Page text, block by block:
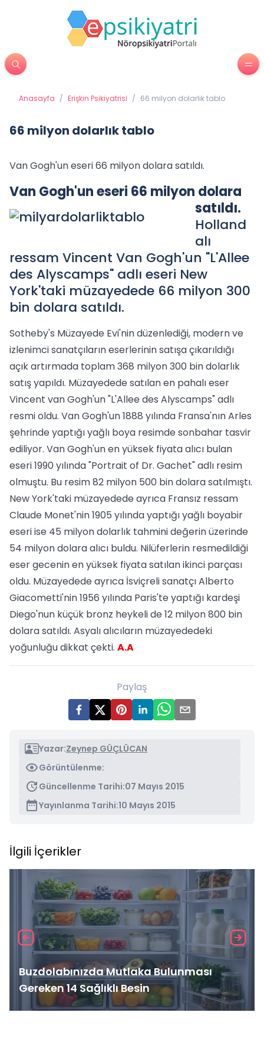
Anasayfa / Erişkin Psikiyatrisi / 66 milyon dolarlık tablo
66 milyon dolarlık tablo
Van Gogh'un eseri 66 milyon dolara satıldı.
Van Gogh'un eseri 66 milyon dolara
satıldı.
Holland
alı
ressam Vincent Van Gogh'un "L'Allee
des Alyscamps" adlı eseri New
York'taki müzayedede 66 milyon 300
bin dolara satıldı.
Sotheby's Müzayede Evi'nin düzenlediği, modern ve
izlenimci sanatçıların eserlerinin satışa çıkarıldığı
açık artırmada toplam 368 milyon 300 bin dolarlık
satış yapıldı. Müzayedede satılan en pahalı eser
Vincent van Gogh'un "L'Allee des Alyscamps" adlı
resmi oldu. Van Gogh'un 1888 yılında Fransa'nın Arles
şehrinde yaptığı yağlı boya resimde sonbahar tasvir
ediliyor. Van Gogh'un en yüksek fiyata alıcı bulan
eseri 1990 yılında "Portrait of Dr. Gachet" adlı resim
olmuştu. Bu resim 82 milyon 500 bin dolara satılmıştı.
New York'taki müzayedede ayrıca Fransız ressam
Claude Monet'nin 1905 yılında yaptığı yağlı boyabir
eseri ise 45 milyon dolarlık tahmini değerin üzerinde
54 milyon dolara alıcı buldu. Nilüferlerin resmedildiği
eser gecenin en yüksek fiyata satılan ikinci parçası
oldu. Müzayedede ayrıca İsviçreli sanatçı Alberto
Giacometti'nin 1956 yılında Paris'te yaptığı kardeşi
Diego'nun küçük bronz heykeli de 12 milyon 800 bin
dolara satıldı. Asyalı alıcıların müzayededeki
yoğunluğu dikkat çekti. A.A
Paylaş
Yazar:Zeynep GÜÇLÜCAN
Görüntülenme:
Güncellenme Tarihi:07 Mayıs 2015
Yayınlanma Tarihi:10 Mayıs 2015
İlgili İçerikler
Buzdolabınızda Mutlaka Bulunması
Gereken 14 Sağlıklı Besin